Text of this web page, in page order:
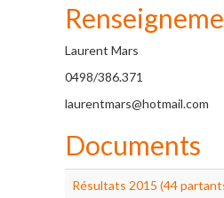
Laurent Mars
0498/386.371
laurentmars@hotmail.com
Documents
Résultats 2015 (44